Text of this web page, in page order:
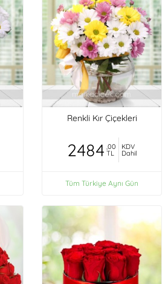
Renkli Kır Çiçekleri
2484 ,00
TL
KDV
Dahil
Tüm Türkiye Aynı Gün